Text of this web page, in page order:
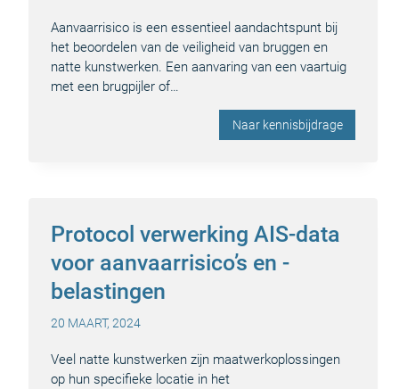
Aanvaarrisico is een essentieel aandachtspunt bij
het beoordelen van de veiligheid van bruggen en
natte kunstwerken. Een aanvaring van een vaartuig
met een brugpijler of…
Naar kennisbijdrage
Protocol verwerking AIS-data
voor aanvaarrisico’s en -
belastingen
20 MAART, 2024
Veel natte kunstwerken zijn maatwerkoplossingen
op hun specifieke locatie in het